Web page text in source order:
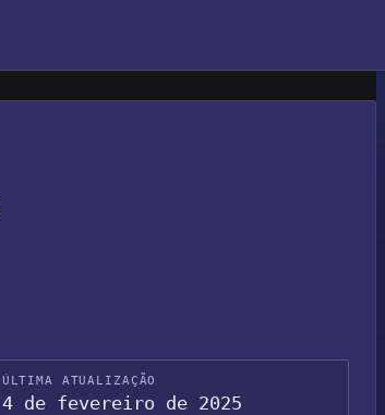
ÚLTIMA ATUALIZAÇÃO
4 de fevereiro de 2025